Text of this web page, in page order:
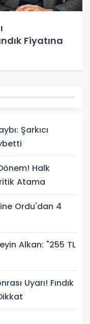
Fiyatına
Şarkıcı
Halk
Atama
Ordu'dan 4
Alkan: "255 TL
Uyarı! Fındık